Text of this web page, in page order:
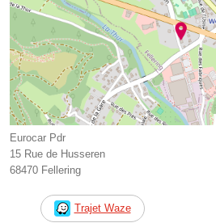
Eurocar Pdr
15 Rue de Husseren
68470 Fellering
Trajet Waze